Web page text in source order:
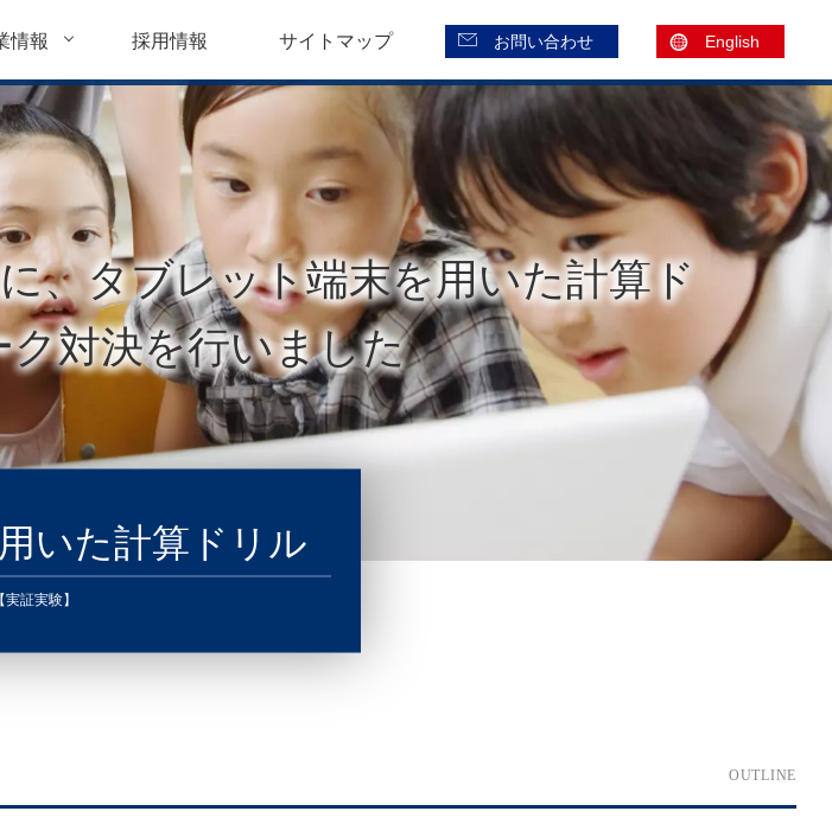
English
お問い合わせ
情報 採用情報 サイトマップ
、タブレット端末を用いた計算ド
対決を行いました
いた計算ドリル
【実証実験】
OUTLINE